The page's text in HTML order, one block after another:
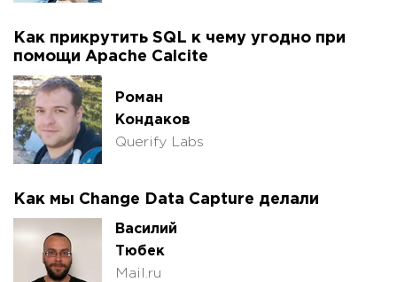
Как прикрутить SQL к чему угодно при
помощи Apache Calcite
Роман
Кондаков
Querify Labs
Как мы Change Data Capture делали
Василий
Тюбек
Mail.ru